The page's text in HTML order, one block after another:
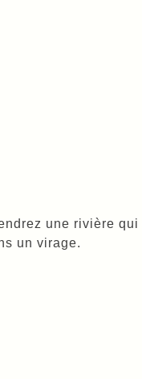
une rivière
un virage.